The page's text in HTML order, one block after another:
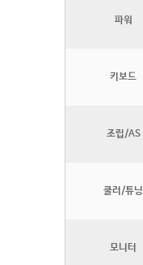
파워
키보드
조립/AS
쿨러/튜닝
모니터